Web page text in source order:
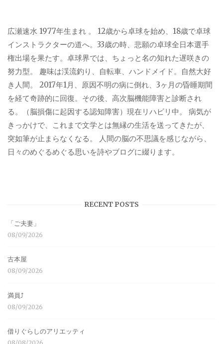
広瀬速水 1977年生まれ 。 12歳から卓球を始め、18歳で卓球
インストラクターの道へ。33歳の時、悲願の卓球全日本選手
権出場を果たす。卓球界では、ちょっと名の知れた遅咲きの
努力型。 趣味は渓流釣り、自転車、ハンドメイド。自然大好
き人間。 2017年1月、原因不明の病に倒れ、3ヶ月の昏睡期間
を経て奇跡的に回復。その後、高次脳機能障害と診断され
る。（脳損傷に起因する認知障害）現在リハビリ中。 病気が
きっかけで、これまで文学とは無縁の生活を送ってきたが、
突如筆が止まらなくなる。 人間の脳の不思議を感じながら、
日々のめぐるめぐる思いを詩やブログに綴ります。
RECENT POSTS
「ご夫妻」
08/09/2026
古本屋
08/09/2026
満員⤴︎
08/09/2026
借りぐらしのアリエッティ